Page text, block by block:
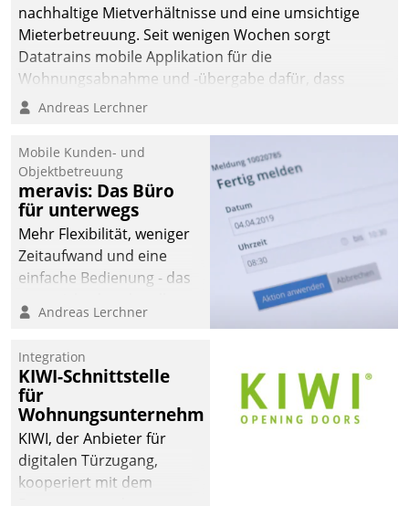
nachhaltige Mietverhältnisse und eine umsichtige
Mieterbetreuung. Seit wenigen Wochen sorgt
Datatrains mobile Applikation für die
Wohnungsabnahme und -übergabe dafür, dass
Mieter wohlgeordnet kommen und, so es sein muss,
Andreas Lerchner
Mobile Kunden- und
Objektbetreuung
meravis: Das Büro
für unterwegs
Mehr Flexibilität, weniger
Zeitaufwand und eine
einfache Bedienung - das
Cockpit für mobile
Datatrain. Die meravis
Wohnungsbau- und
Immobilien GmbH hat
sich dabei für den Betrieb
der Lösung über die SAP
Cloud Platform
Andreas Lerchner
Integration
KIWI-Schnittstelle
für
Wohnungsunternehmen
KIWI, der Anbieter für
digitalen Türzugang,
kooperiert mit dem